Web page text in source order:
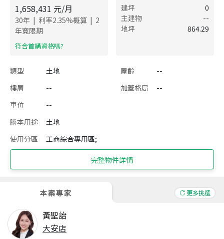
1,658,431 元/月
30年 | 利率2.35%概算 | 2
年寬限期
​符合首購資格嗎?
建坪
0
主建物
--
地坪
864.29
類型 土地 屋齡
--
樓層
-- 加蓋格局
--
車位
--
謄本用途
土地
使用分區
工商綜合專用區;
完整物件詳情
本案專家 更多挑選
黃聖詒
大安店